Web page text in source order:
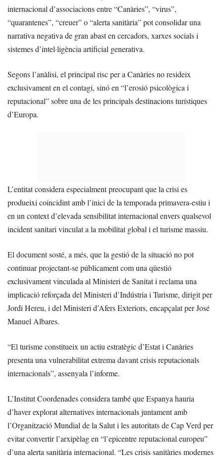
internacional d’associacions entre “Canàries”, “virus”,
“quarantenes”, “creuer” o “alerta sanitària” pot consolidar una
narrativa negativa de gran abast en cercadors, xarxes socials i
sistemes d’intel·ligència artificial generativa.
Segons l’anàlisi, el principal risc per a Canàries no resideix
exclusivament en el contagi, sinó en “l’erosió psicològica i
reputacional” sobre una de les principals destinacions turístiques
d’Europa.
L’entitat considera especialment preocupant que la crisi es
produeixi coincidint amb l’inici de la temporada primavera-estiu i
en un context d’elevada sensibilitat internacional envers qualsevol
incident sanitari vinculat a la mobilitat global i el turisme massiu.
El document sosté, a més, que la gestió de la situació no pot
continuar projectant-se públicament com una qüestió
exclusivament vinculada al Ministeri de Sanitat i reclama una
implicació reforçada del Ministeri d’Indústria i Turisme, dirigit per
Jordi Hereu, i del Ministeri d’Afers Exteriors, encapçalat per José
Manuel Albares.
“El turisme constitueix un actiu estratègic d’Estat i Canàries
presenta una vulnerabilitat extrema davant crisis reputacionals
internacionals”, assenyala l’informe.
L’Institut Coordenades considera també que Espanya hauria
d’haver explorat alternatives internacionals juntament amb
l’Organització Mundial de la Salut i les autoritats de Cap Verd per
evitar convertir l’arxipèlag en “l’epicentre reputacional europeu”
d’una alerta sanitària internacional. “Les crisis sanitàries modernes